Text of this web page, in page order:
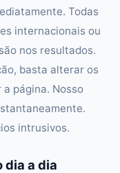
Todas
internacionais ou
nos resultados.
basta alterar os
página. Nosso
intrusivos.
dia a dia